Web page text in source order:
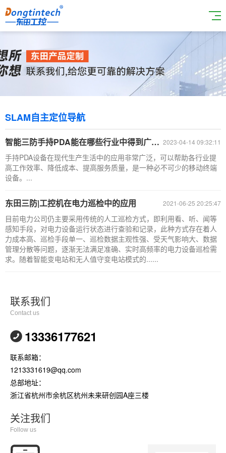
SLAM自主定位导航
2023-04-14 09:32:11
智能三防手持PDA能在哪些行业中得到广泛应用？
手持PDA设备在现代生产生活中的应用非常广泛，可以帮助各行业提
高工作效率、降低成本、提高服务质量，是一种必不可少的移动终端
设备。...
2021-06-25 20:25:47
东田三防|工控机在电力巡检中的应用
目前电力公司仍主要采用传统的人工巡检方式，即利用看、听、闻等
感知手段，对电力设备运行状态进行查验和记录，此种方式存在着人
力成本高、巡检手段单一、巡检数据主观性强、受天气影响大、数据
管理分散等问题，逐渐无法满足准确、实时高频率的电力设备巡检需
求。随着智能变电站和无人值守变电站模式的......
联系我们
Contact us
13336177621
联系邮箱：
1213331619@qq.com
总部地址：
浙江省杭州市余杭区杭州未来研创园A座三楼
关注我们
Follow us